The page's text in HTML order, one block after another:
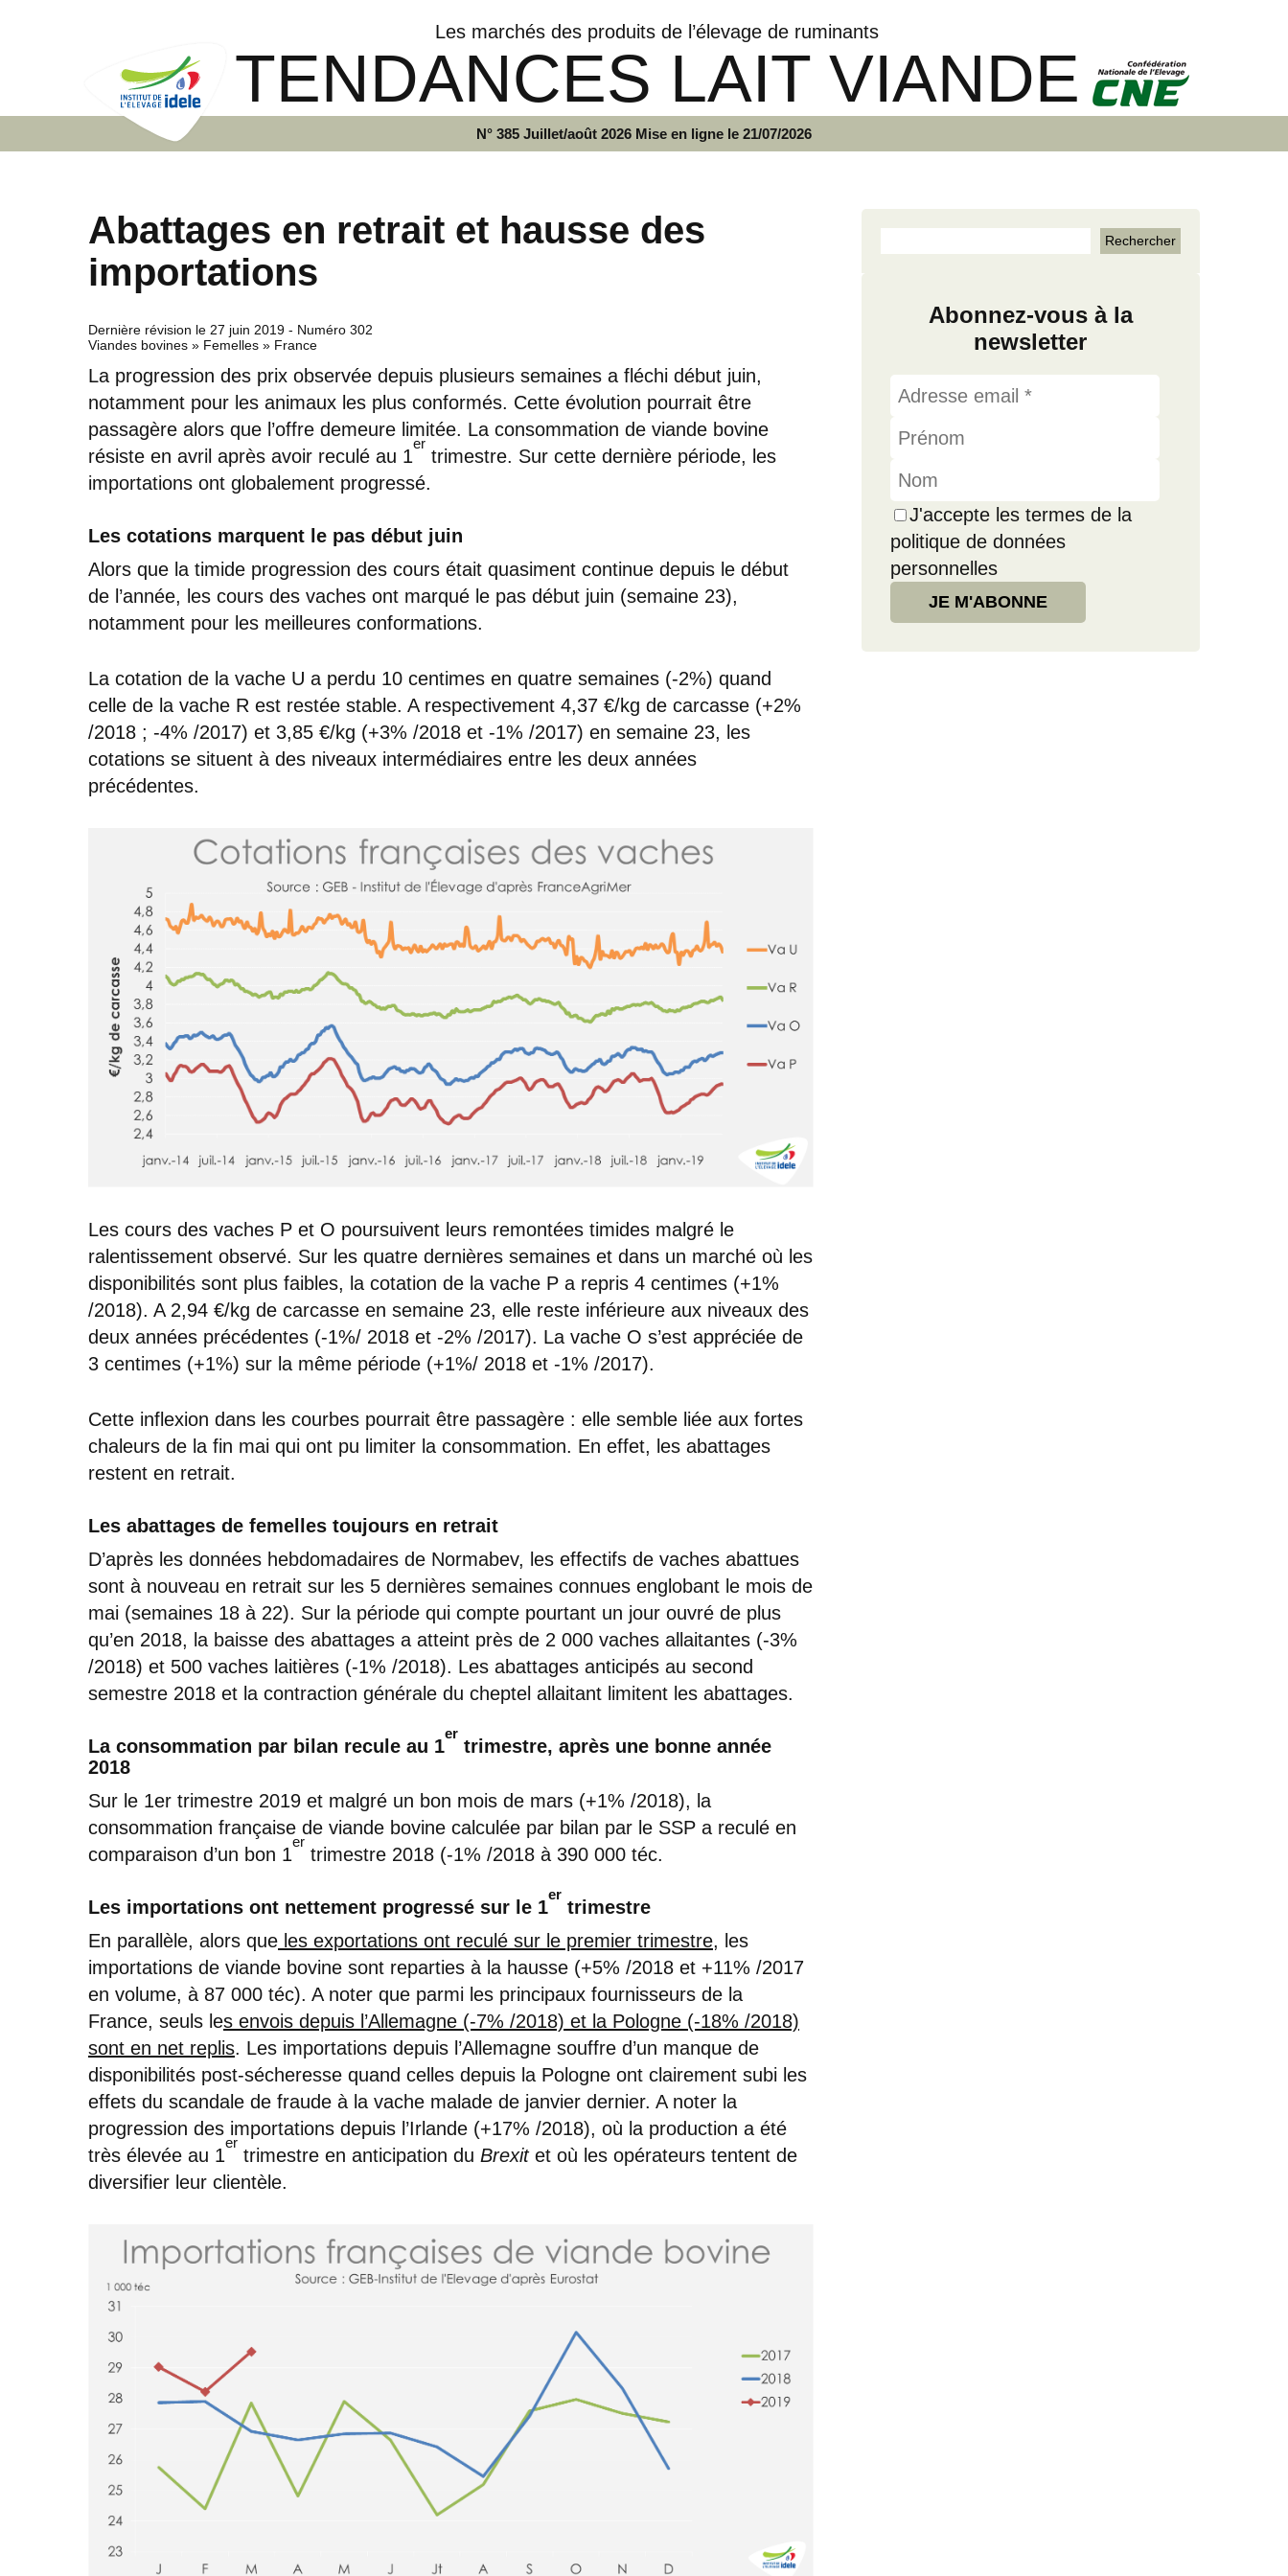
Les marchés des produits de l’élevage de ruminants
TENDANCES LAIT VIANDE
N° 385 Juillet/août 2026 Mise en ligne le 21/07/2026
Abattages en retrait et hausse des
importations
Dernière révision le 27 juin 2019 - Numéro 302
Viandes bovines » Femelles » France
La progression des prix observée depuis plusieurs semaines a fléchi début juin,
notamment pour les animaux les plus conformés. Cette évolution pourrait être
passagère alors que l’offre demeure limitée. La consommation de viande bovine
résiste en avril après avoir reculé au 1
er
trimestre. Sur cette dernière période, les
importations ont globalement progressé.
Les cotations marquent le pas début juin
Alors que la timide progression des cours était quasiment continue depuis le début
de l’année, les cours des vaches ont marqué le pas début juin (semaine 23),
notamment pour les meilleures conformations.
La cotation de la vache U a perdu 10 centimes en quatre semaines (-2%) quand
celle de la vache R est restée stable. A respectivement 4,37 €/kg de carcasse (+2%
/2018 ; -4% /2017) et 3,85 €/kg (+3% /2018 et -1% /2017) en semaine 23, les
cotations se situent à des niveaux intermédiaires entre les deux années
précédentes.
Les cours des vaches P et O poursuivent leurs remontées timides malgré le
ralentissement observé. Sur les quatre dernières semaines et dans un marché où les
disponibilités sont plus faibles, la cotation de la vache P a repris 4 centimes (+1%
/2018). A 2,94 €/kg de carcasse en semaine 23, elle reste inférieure aux niveaux des
deux années précédentes (-1%/ 2018 et -2% /2017). La vache O s’est appréciée de
3 centimes (+1%) sur la même période (+1%/ 2018 et -1% /2017).
Cette inflexion dans les courbes pourrait être passagère : elle semble liée aux fortes
chaleurs de la fin mai qui ont pu limiter la consommation. En effet, les abattages
restent en retrait.
Les abattages de femelles toujours en retrait
D’après les données hebdomadaires de Normabev, les effectifs de vaches abattues
sont à nouveau en retrait sur les 5 dernières semaines connues englobant le mois de
mai (semaines 18 à 22). Sur la période qui compte pourtant un jour ouvré de plus
qu’en 2018, la baisse des abattages a atteint près de 2 000 vaches allaitantes (-3%
/2018) et 500 vaches laitières (-1% /2018). Les abattages anticipés au second
semestre 2018 et la contraction générale du cheptel allaitant limitent les abattages.
La consommation par bilan recule au 1
er
trimestre, après une bonne année
2018
Sur le 1er trimestre 2019 et malgré un bon mois de mars (+1% /2018), la
consommation française de viande bovine calculée par bilan par le SSP a reculé en
comparaison d’un bon 1
er
trimestre 2018 (-1% /2018 à 390 000 téc.
Les importations ont nettement progressé sur le 1
er
trimestre
En parallèle, alors que les exportations ont reculé sur le premier trimestre, les
importations de viande bovine sont reparties à la hausse (+5% /2018 et +11% /2017
en volume, à 87 000 téc). A noter que parmi les principaux fournisseurs de la
France, seuls les envois depuis l’Allemagne (-7% /2018) et la Pologne (-18% /2018)
sont en net replis. Les importations depuis l’Allemagne souffre d’un manque de
disponibilités post-sécheresse quand celles depuis la Pologne ont clairement subi les
effets du scandale de fraude à la vache malade de janvier dernier. A noter la
progression des importations depuis l’Irlande (+17% /2018), où la production a été
très élevée au 1
er
trimestre en anticipation du Brexitet où les opérateurs tentent de
diversifier leur clientèle.
Abonnez-vous à la
newsletter
J'accepte les termes de la
politique de données
personnelles